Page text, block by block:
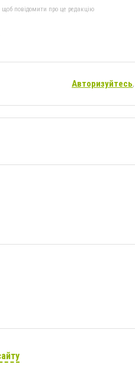
повідомити про це редакцію
Авторизуйтесь